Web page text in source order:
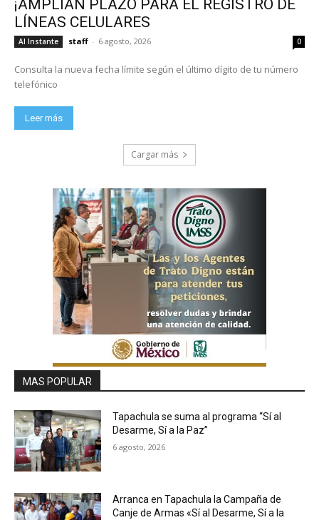
¡AMPLÍAN PLAZO PARA EL REGISTRO DE
LÍNEAS CELULARES
Al Instante staff - 6 agosto, 2026 0
Consulta la nueva fecha límite según el último dígito de tu número
telefónico
Leer más
Cargar más
MAS POPULAR
Tapachula se suma al programa “Sí al
Desarme, Sí a la Paz”
6 agosto, 2026
Arranca en Tapachula la Campaña de
Canje de Armas «Sí al Desarme, Sí a la